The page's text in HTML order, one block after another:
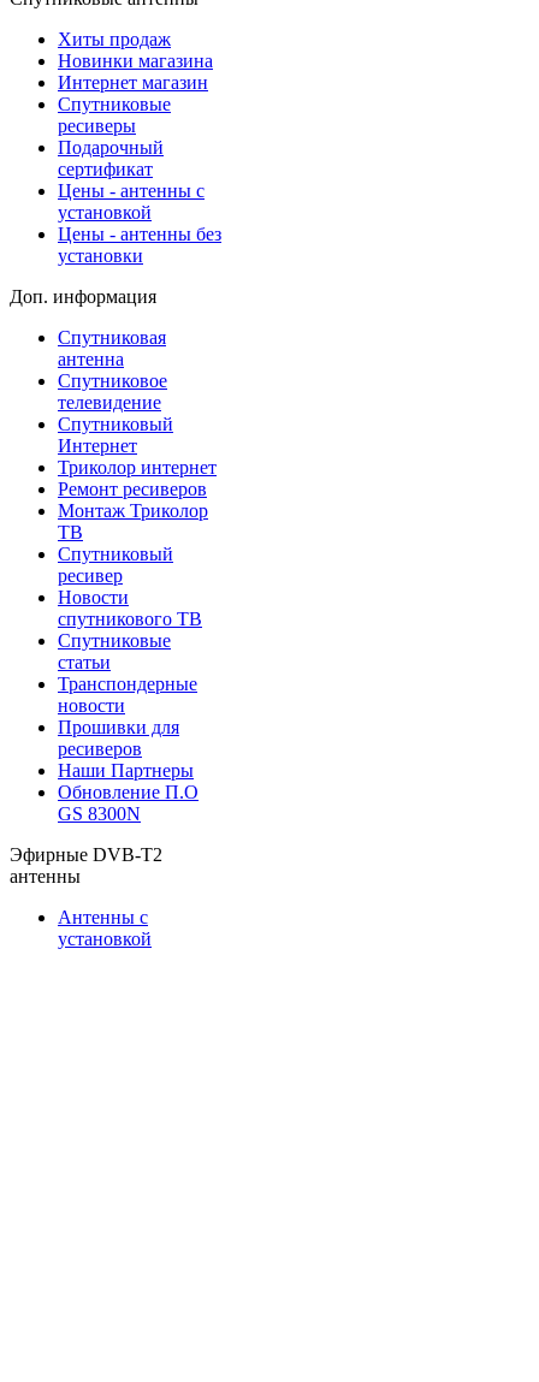
Хиты продаж
Новинки магазина
Интернет магазин
Спутниковые
ресиверы
Подарочный
сертификат
Цены - антенны с
установкой
Цены - антенны без
установки
Доп. информация
Спутниковая
антенна
Спутниковое
телевидение
Спутниковый
Интернет
Триколор интернет
Ремонт ресиверов
Монтаж Триколор
ТВ
Спутниковый
ресивер
Новости
спутникового ТВ
Спутниковые
статьи
Транспондерные
новости
Прошивки для
ресиверов
Наши Партнеры
Обновление П.О
GS 8300N
Эфирные DVB-T2
антенны
Антенны с
установкой